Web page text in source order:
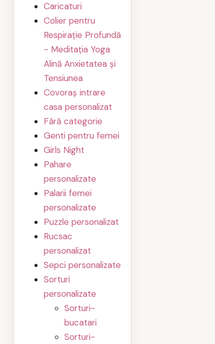
Caricaturi
Colier pentru
Respirație Profundă
- Meditația Yoga
Alină Anxietatea și
Tensiunea
Covoraș intrare
casa personalizat
Fără categorie
Genti pentru femei
Girls Night
Pahare
personalizate
Palarii femei
personalizate
Puzzle personalizat
Rucsac
personalizat
Sepci personalizate
Sorturi
personalizate
Sorturi-
bucatari
Sorturi-